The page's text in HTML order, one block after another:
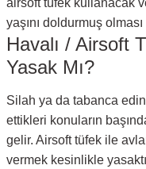
airsoft tüfek kullanacak
yaşını doldurmuş
Havalı / Airsoft
Yasak Mı?
Silah ya da tabanca
ettikleri konuların
gelir. Airsoft tüfek ile
vermek kesinlikle